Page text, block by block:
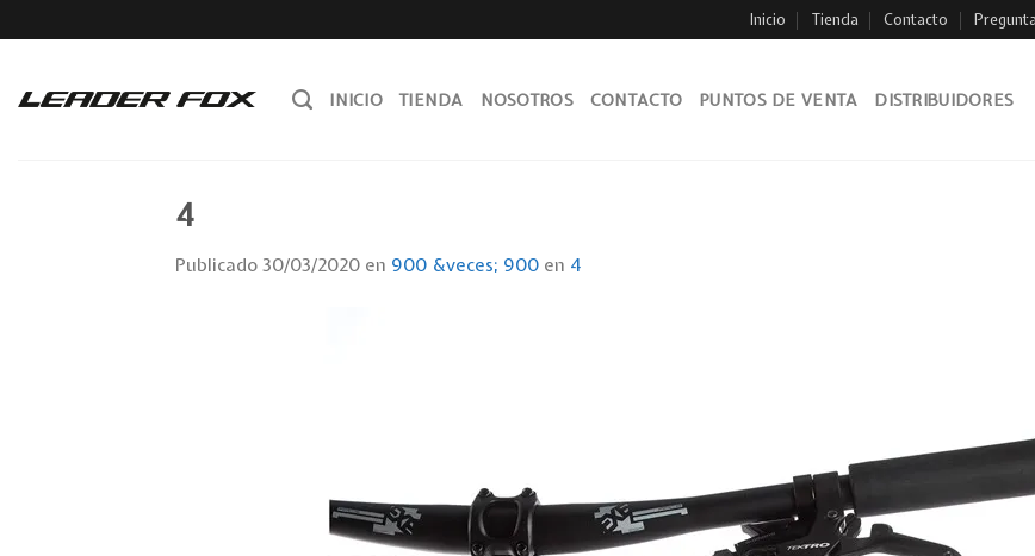
to
Inicio Tienda Contacto
INICIO TIENDA NOSOTROS CONTACTO PUNTOS DE VENTA DISTRIBUIDORES
4
Publicado30/03/2020 en 900 &veces; 900 en 4